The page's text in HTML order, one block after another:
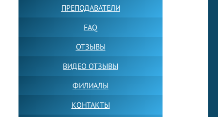
ПРЕПОДАВАТЕЛИ
FAQ
ОТЗЫВЫ
ВИДЕО ОТЗЫВЫ
ФИЛИАЛЫ
КОНТАКТЫ